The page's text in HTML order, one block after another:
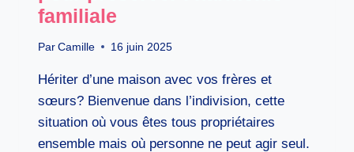
familiale
Par Camille 16 juin 2025
Hériter d’une maison avec vos frères et
sœurs? Bienvenue dans l’indivision, cette
situation où vous êtes tous propriétaires
ensemble mais où personne ne peut agir seul.